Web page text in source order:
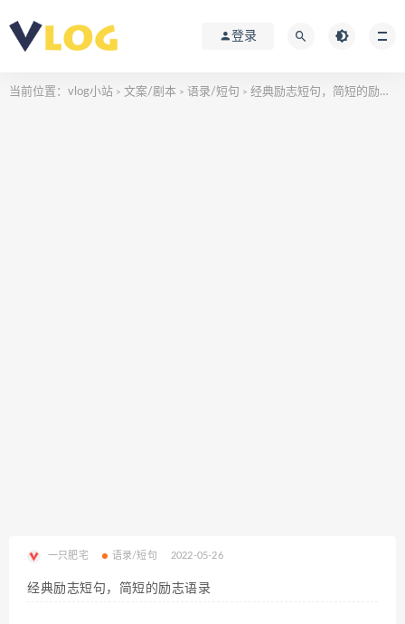
登录
当前位置： vlog小站 > 文案/剧本 > 语录/短句 > 经典励志短句，简短的励志语录
一只肥宅 语录/短句 2022-05-26
经典励志短句，简短的励志语录